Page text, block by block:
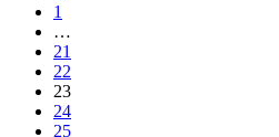
1
…
21
22
23
24
25